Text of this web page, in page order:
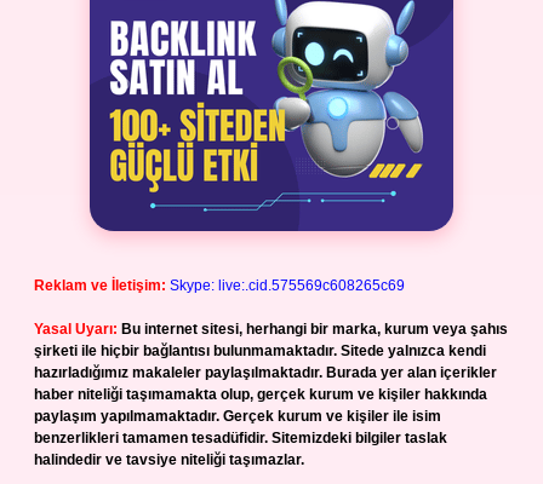
Reklam ve İletişim: Skype: live:.cid.575569c608265c69
Yasal Uyarı: Bu internet sitesi, herhangi bir marka, kurum veya şahıs
şirketi ile hiçbir bağlantısı bulunmamaktadır. Sitede yalnızca kendi
hazırladığımız makaleler paylaşılmaktadır. Burada yer alan içerikler
haber niteliği taşımamakta olup, gerçek kurum ve kişiler hakkında
paylaşım yapılmamaktadır. Gerçek kurum ve kişiler ile isim
benzerlikleri tamamen tesadüfidir. Sitemizdeki bilgiler taslak
halindedir ve tavsiye niteliği taşımazlar.